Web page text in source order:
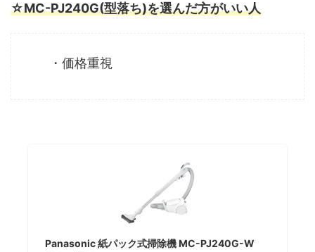
☆MC-PJ240G(型落ち)を選んだ方がいい人
・価格重視
Panasonic 紙パック式掃除機 MC-PJ240G-W